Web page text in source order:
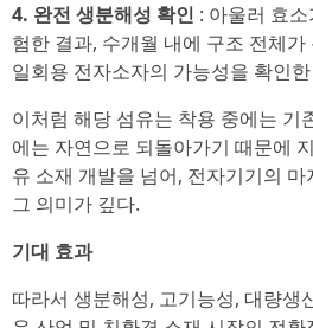
4. 완전 생분해성 확인 : 아울러 효
험한 결과, 수개월 내에 구조 전체
일회용 전자소자의 가능성을 확인
이처럼 해당 섬유는 착용 중에는
에는 자연으로 되돌아가기 때문에
유 소재 개발을 넘어, 전자기기의
그 의미가 깊다.
기대 효과
따라서 생분해성, 고기능성, 대량